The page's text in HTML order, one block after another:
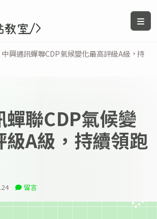
中興通訊蟬聯CDP氣候變化最高評級A級，持
留言
蟬聯CDP氣候變
級A級，持續領跑